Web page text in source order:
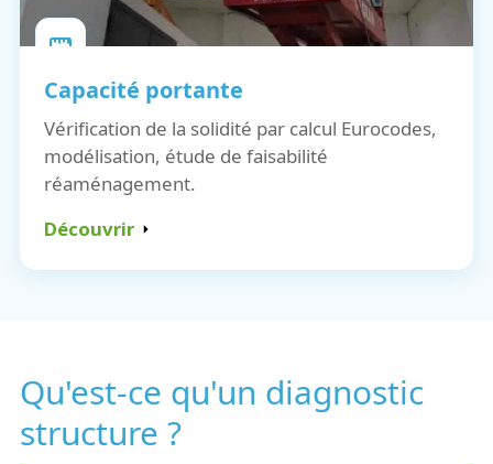
Capacité portante
Vérification de la solidité par calcul Eurocodes,
modélisation, étude de faisabilité
réaménagement.
Découvrir
Qu'est-ce qu'un diagnostic
structure ?